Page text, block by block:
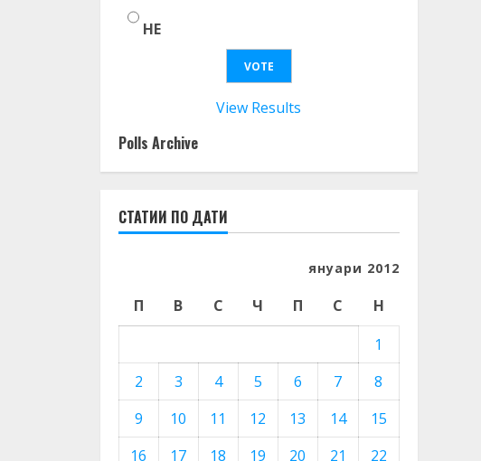
НЕ
View Results
Polls Archive
СТАТИИ ПО ДАТИ
януари 2012
П В С Ч П С
Н
1
2
3 4 5 6 7
8
9
10 11 12 13 14
15
16
17 18 19 20 21
22